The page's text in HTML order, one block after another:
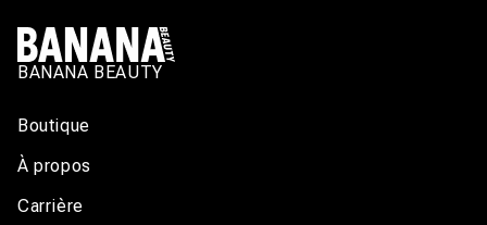
BANANA BEAUTY
Boutique
À propos
Carrière